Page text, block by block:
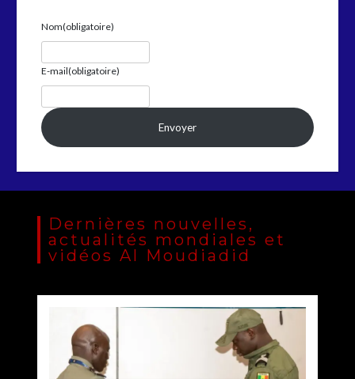
Nom(obligatoire)
E-mail(obligatoire)
Envoyer
Dernières nouvelles,
actualités mondiales et
vidéos Al Moudiadid